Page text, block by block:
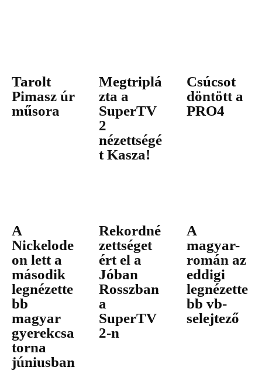
Tarolt
Pimasz úr
műsora
Megtriplá
zta a
SuperTV
2
nézettségé
t Kasza!
Csúcsot
döntött a
PRO4
A
Nickelode
on lett a
második
legnézette
bb
magyar
gyerekcsa
torna
júniusban
Rekordné
zettséget
ért el a
Jóban
Rosszban
a
SuperTV
2-n
A
magyar-
román az
eddigi
legnézette
bb vb-
selejtező